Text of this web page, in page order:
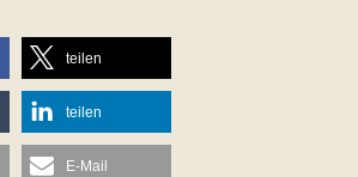
teilen
teilen
E-Mail